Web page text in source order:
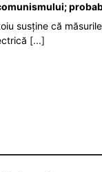
susține că
[...]